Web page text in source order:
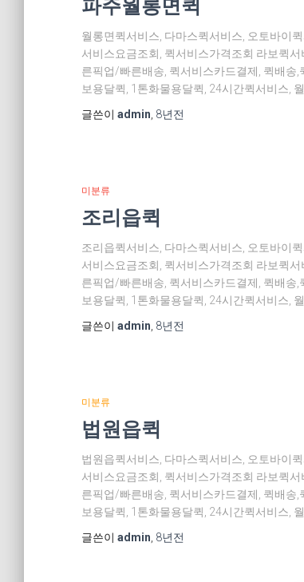
월롱면퀵서비스, 다마스퀵서비스, 오토바이
서비스요금조회, 퀵서비스가격조회 라보퀵
른픽업/빠른배송, 퀵서비스카드결제, 퀵배송
보용달퀵, 1톤화물용달퀵, 24시간퀵서비스,
글쓴이 admin 8년전
미분류
조리읍퀵
조리읍퀵서비스, 다마스퀵서비스, 오토바이
서비스요금조회, 퀵서비스가격조회 라보퀵
른픽업/빠른배송, 퀵서비스카드결제, 퀵배송
보용달퀵, 1톤화물용달퀵, 24시간퀵서비스,
글쓴이 admin 8년전
미분류
법원읍퀵
법원읍퀵서비스, 다마스퀵서비스, 오토바이
서비스요금조회, 퀵서비스가격조회 라보퀵
른픽업/빠른배송, 퀵서비스카드결제, 퀵배송
보용달퀵, 1톤화물용달퀵, 24시간퀵서비스,
글쓴이 admin 8년전